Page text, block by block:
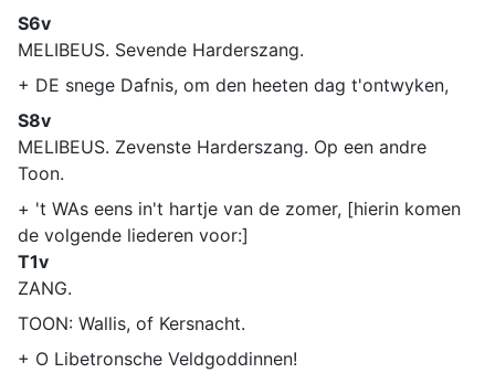
S6v
MELIBEUS. Sevende Harderszang.
+ DE snege Dafnis, om den heeten dag t'ontwyken,
S8v
MELIBEUS. Zevenste Harderszang. Op een andre
Toon.
+ 't WAs eens in't hartje van de zomer, [hierin komen
de volgende liederen voor:]
T1v
ZANG.
TOON: Wallis, of Kersnacht.
+ O Libetronsche Veldgoddinnen!